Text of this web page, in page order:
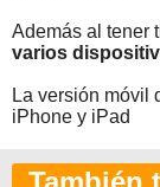
Además al tener
varios
La versión móvil
iPhone y iPad